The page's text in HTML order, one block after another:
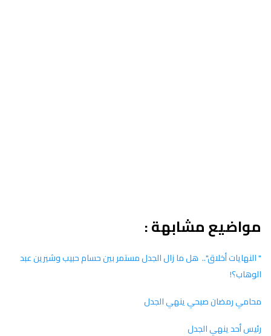
مواضيع مشابهة :
" النهايات أخلاق".. هل ما زال الجدل مستمر بين حسام حبيب وشيرين عبد
الوهاب؟!
محامي رمضان صبحي ينهي الجدل
رئيس أحد ينهي الجدل